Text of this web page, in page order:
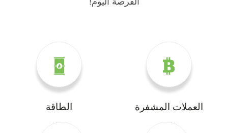
العملات المشفرة الطاقة